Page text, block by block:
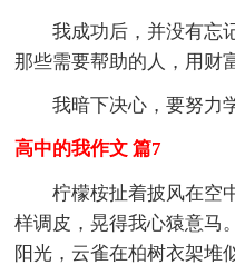
我成功后，并没有忘
那些需要帮助的人，用财
我暗下决心，要努力
高中的我作文 篇7
柠檬桉扯着披风在空
样调皮，晃得我心猿意马
阳光，云雀在柏树衣架堆